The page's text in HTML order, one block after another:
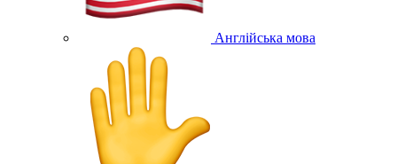
Англійська мова